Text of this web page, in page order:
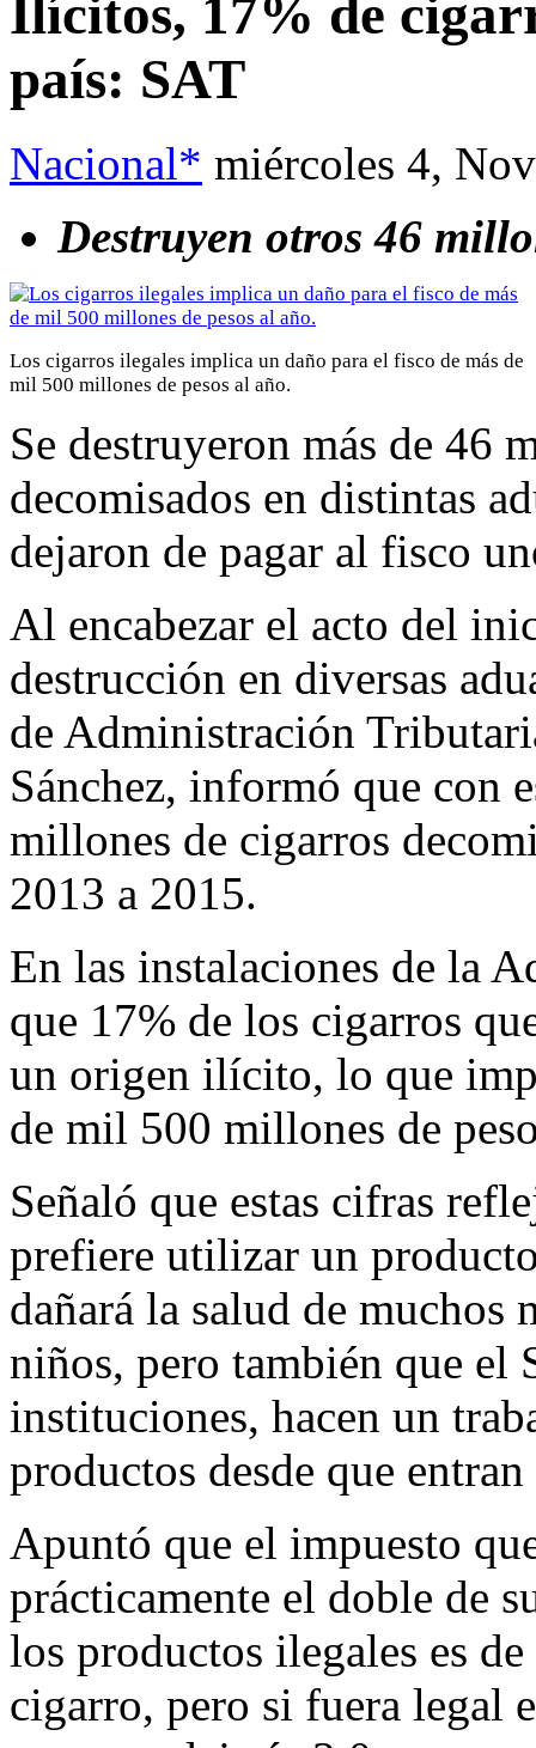
Ilícitos, 17% de
país: SAT
Nacional* miércoles 4,
Destruyen otros 46
Los cigarros ilegales implica un daño para el fisco de más de
mil 500 millones de pesos al año.
Se destruyeron más de 46
decomisados en distintas
dejaron de pagar al fisco
Al encabezar el acto del
destrucción en diversas
de Administración
Sánchez, informó que con
millones de cigarros
2013 a 2015.
En las instalaciones de la
que 17% de los cigarros
un origen ilícito, lo que
de mil 500 millones de
Señaló que estas cifras
prefiere utilizar un
dañará la salud de muchos
niños, pero también que el
instituciones, hacen un
productos desde que
Apuntó que el impuesto
prácticamente el doble de
los productos ilegales es
cigarro, pero si fuera legal